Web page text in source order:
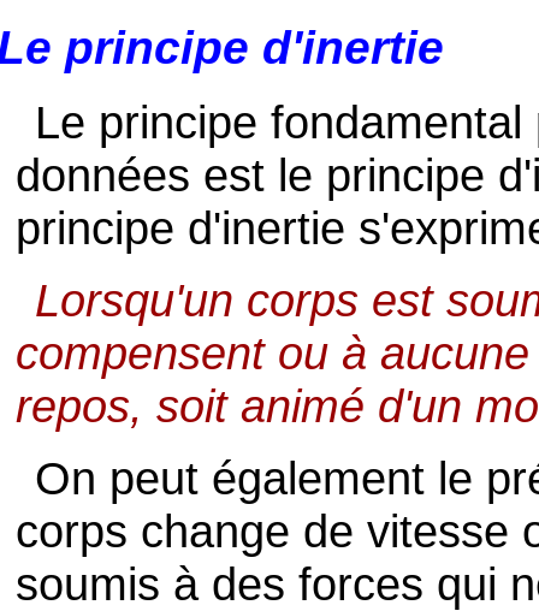
principe d'inertie
Le principe
données est le principe
principe d'inertie
Lorsqu'un corps est
compensent ou à
repos, soit animé d'un
On peut également le
corps change de vitesse
soumis à des forces qui